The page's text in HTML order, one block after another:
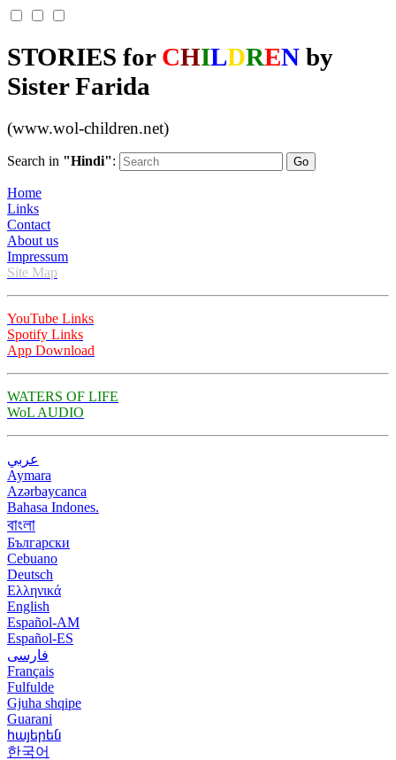
STORIES for CHILDREN by
Sister Farida
(www.wol-children.net)
Search in "Hindi":
Home
Links
Contact
About us
Impressum
Site Map
YouTube Links
Spotify Links
App Download
WATERS OF LIFE
WoL AUDIO
عربي
Aymara
Azərbaycanca
Bahasa Indones.
বাংলা
Български
Cebuano
Deutsch
Ελληνικά
English
Español-AM
Español-ES
فارسی
Français
Fulfulde
Gjuha shqipe
Guarani
հայերեն
한국어